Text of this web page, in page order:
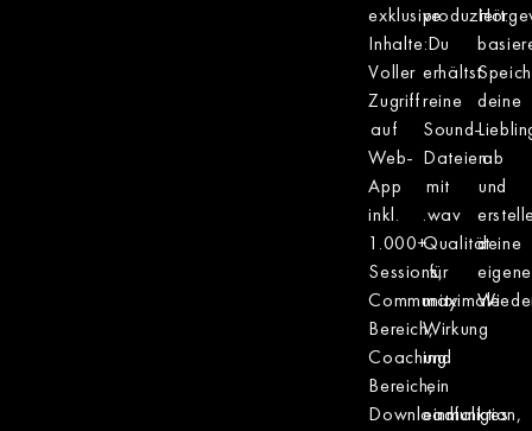
exklusive
Inhalte:
Voller
Zugriff
auf
Web-
App
inkl.
1.000+
Sessions,
Community
Bereich,
Coaching
Bereich,
Downloadfunktion,
produziert.
Du
erhältst
reine
Sound-
Dateien
mit
.wav
Qualität
für
maximale
Wirkung
und
ein
einmaliges
deine
ab
und
deine